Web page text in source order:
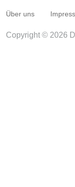
Über uns
Copyright © 2026